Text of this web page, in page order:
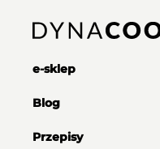
e-sklep
Blog
Przepisy